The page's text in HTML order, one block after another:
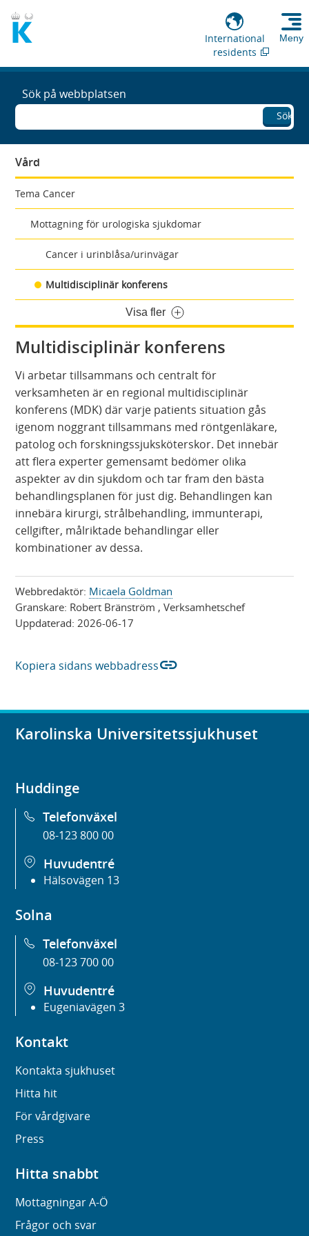
International
residents
Meny
Sök på webbplatsen
Sök
Vård
Tema Cancer
Mottagning för urologiska sjukdomar
Cancer i urinblåsa/urinvägar
Multidisciplinär konferens
Visa fler
Multidisciplinär konferens
Vi arbetar tillsammans och centralt för
verksamheten är en regional multidisciplinär
konferens (MDK) där varje patients situation gås
igenom noggrant tillsammans med röntgenläkare,
patolog och forskningssjuksköterskor. Det innebär
att flera experter gemensamt bedömer olika
aspekter av din sjukdom och tar fram den bästa
behandlingsplanen för just dig. Behandlingen kan
innebära kirurgi, strålbehandling, immunterapi,
cellgifter, målriktade behandlingar eller
kombinationer av dessa.
Webbredaktör: Micaela Goldman
Granskare: Robert Bränström , Verksamhetschef
Uppdaterad:2026-06-17
Kopiera sidans webbadresslink
Karolinska Universitetssjukhuset
Huddinge
Telefonväxel
08-123 800 00
Huvudentré
Hälsovägen 13
Solna
Telefonväxel
08-123 700 00
Huvudentré
Eugeniavägen 3
Kontakt
Kontakta sjukhuset
Hitta hit
För vårdgivare
Press
Hitta snabbt
Mottagningar A-Ö
Frågor och svar